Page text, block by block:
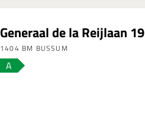
1404 BM BUSSUM
Generaal de la Reijlaan 19
A